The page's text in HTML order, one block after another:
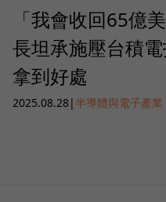
「我會收回65億
長坦承施壓台積
拿到好處
2025.08.28|半導體與電子產業